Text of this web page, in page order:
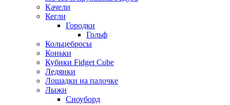
Качели
Кегли
Городки
Гольф
Кольцебросы
Коньки
Кубики Fidget Cube
Ледянки
Лошадки на палочке
Лыжи
Сноуборд